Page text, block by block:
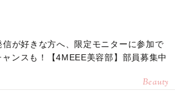
信が好きな方へ、限定モニターに参加で
ャンスも！【4MEEE美容部】部員募集中
Beauty